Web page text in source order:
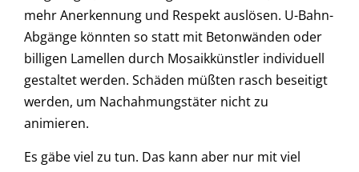
mehr Anerkennung und Respekt auslösen. U-Bahn-
Abgänge könnten so statt mit Betonwänden oder
billigen Lamellen durch Mosaikkünstler individuell
gestaltet werden. Schäden müßten rasch beseitigt
werden, um Nachahmungstäter nicht zu
animieren.
Es gäbe viel zu tun. Das kann aber nur mit viel